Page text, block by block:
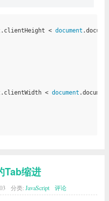
"bottom" && (document
= "absolute"
"top" && (document
< document
< document
Tab缩进
分类: JavaScript 评论